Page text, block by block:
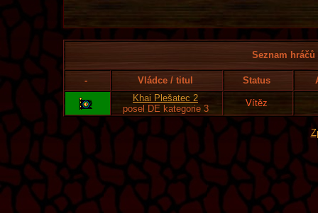
Seznam
- Vládce / titul Status
Khai Plešatec 2
posel DE kategorie 3
Vítěz